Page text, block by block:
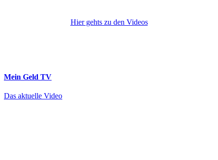
Hier gehts zu den Videos
Mein Geld TV
Das aktuelle Video